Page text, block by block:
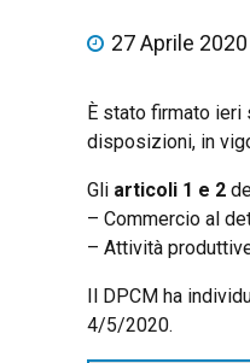
27 Aprile 2020
È stato firmato
disposizioni, in
Gli articoli 1 e 2
– Commercio al
– Attività
Il DPCM ha
4/5/2020.